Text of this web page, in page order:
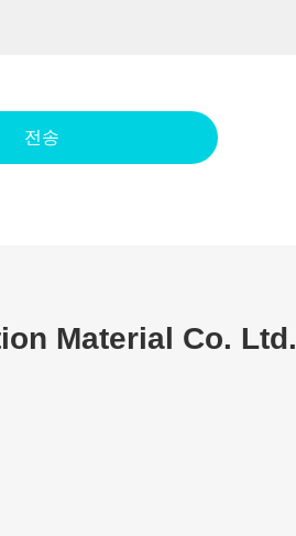
전송
Material Co. Ltd.